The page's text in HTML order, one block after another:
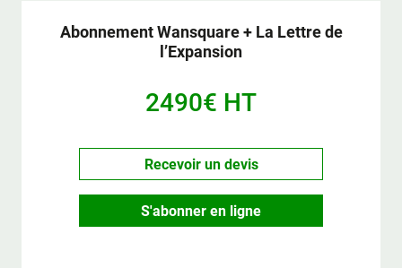
Abonnement Wansquare + La Lettre de
l’Expansion
2490€ HT
Recevoir un devis
S'abonner en ligne